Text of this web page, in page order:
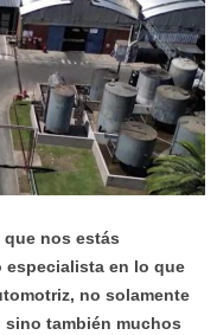
nos estás
especialista en lo que
no solamente
también muchos